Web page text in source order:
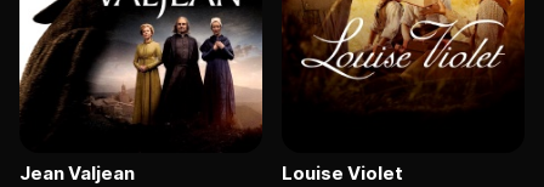
Jean Valjean Louise Violet